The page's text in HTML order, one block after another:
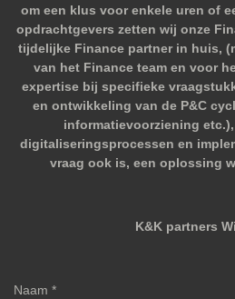
om een klus voor enkele uren of
opdrachtgevers zetten wij onze
tijdelijke Finance partner in huis,
van het Finance team en voor
expertise bij specifieke
en ontwikkeling van de P&C
informatievoorziening
digitaliseringsprocessen en
vraag ook is, een oplossing
K&K partners
Naam *